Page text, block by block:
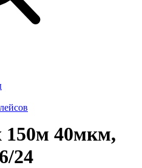
150м 40мкм,
24